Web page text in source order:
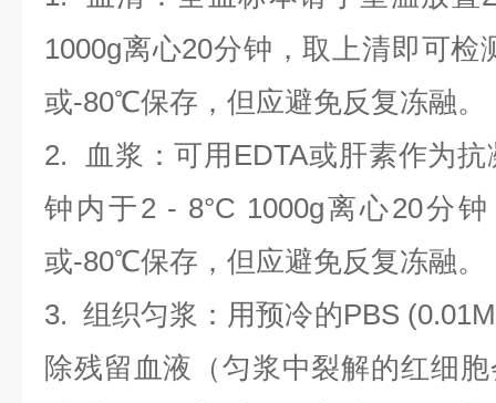
1000g离心20分钟，取上清即可
或-80℃保存，但应避免反复冻融。
2.
血浆 ：可用EDTA或肝素作为
钟内于2 - 8°C 1000g离心20分
或-80℃保存，但应避免反复冻融。
3.组织匀浆 ：用预冷的PBS
除残留血液（匀浆中裂解的红细